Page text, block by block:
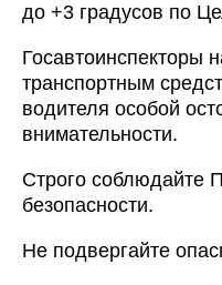
до +3 градусов по
Госавтоинспекторы
транспортным
водителя особой
внимательности.
Строго соблюдайте
безопасности.
Не подвергайте